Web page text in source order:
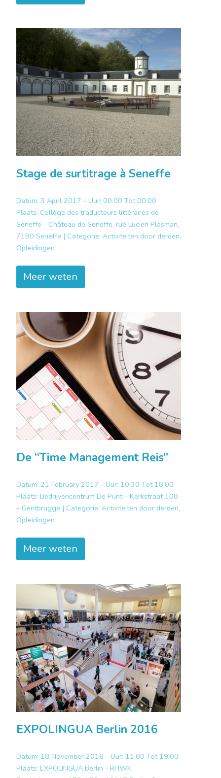
Stage de surtitrage à Seneffe
Datum: 3 April 2017 - Uur: 00:00 Tot 00:00
Plaats: Collège des traducteurs littéraires de
Seneffe - Château de Seneffe, rue Lucien Plasman,
7180 Seneffe | Categorie: Activiteiten door derden,
Opleidingen
Meer weten
De “Time Management Reis”
Datum: 21 February 2017 - Uur: 10:30 Tot 18:00
Plaats: Bedrijvencentrum De Punt – Kerkstraat 108
– Gentbrugge | Categorie: Activiteiten door derden,
Opleidingen
Meer weten
EXPOLINGUA Berlin 2016
Datum: 18 November 2016 - Uur: 11:00 Tot 19:00
Plaats: EXPOLINGUA Berlin - RHWK